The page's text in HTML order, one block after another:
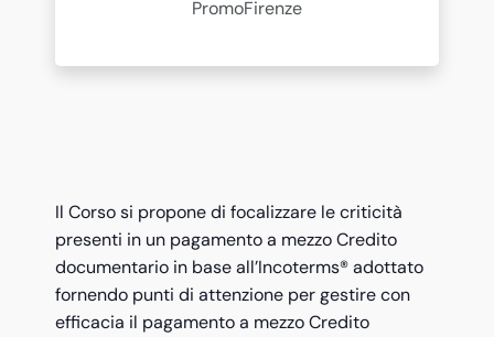
PromoFirenze
Il Corso si propone di focalizzare le criticità
presenti in un pagamento a mezzo Credito
documentario in base all’Incoterms® adottato
fornendo punti di attenzione per gestire con
efficacia il pagamento a mezzo Credito